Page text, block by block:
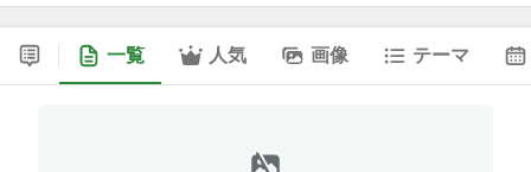
一覧 人気 画像 テーマ